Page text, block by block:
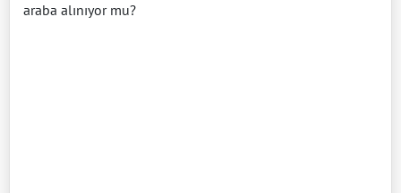
araba alınıyor mu?